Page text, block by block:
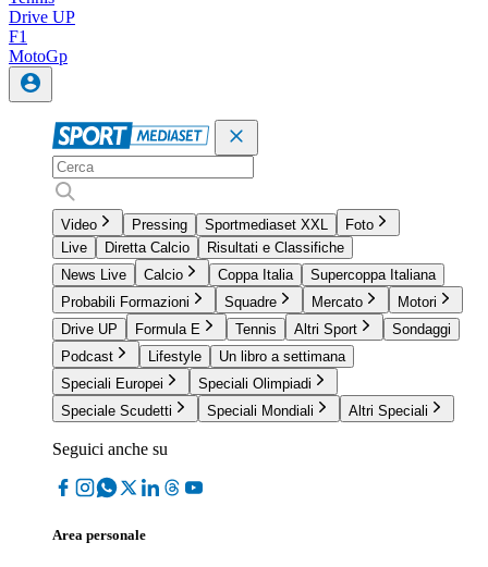
Drive UP
F1
MotoGp
Video Pressing Sportmediaset XXL
Foto
Live
Diretta Calcio
Risultati e Classifiche
News Live
Calcio Coppa Italia
Supercoppa Italiana
Probabili Formazioni
Squadre Mercato
Motori
Drive UP
Formula E Tennis Altri Sport
Sondaggi
Podcast
Lifestyle
Un libro a settimana
Speciali Europei
Speciali Olimpiadi
Speciale Scudetti
Speciali Mondiali Altri Speciali
Seguici anche su
Area personale